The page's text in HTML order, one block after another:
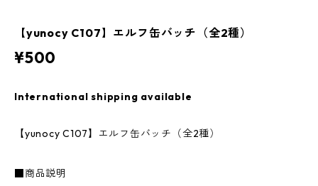
【yunocy C107】エルフ缶バッチ（全2種）
¥500
International shipping available
【yunocy C107】エルフ缶バッチ（全2種）
■商品説明